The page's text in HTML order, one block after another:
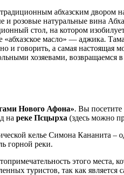
абхазским двором
розовые натуральные вина
стол, на котором
масло» — аджика.
и говорить, а самая
хозяевами, возвращаемся в
Нового Афона». Вы
на реке Псцырха (здесь можно
келье Симона Кананита –
горной реки.
этого места,
туристов, так как